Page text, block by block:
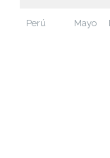
Perú Mayo